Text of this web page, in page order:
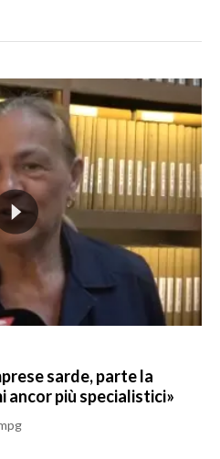
sarde, parte la
ancor più specialistici»